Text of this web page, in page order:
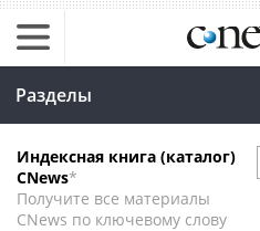
Разделы
Индексная книга (каталог)
CNews*
Получите все материалы
CNews по ключевому слову